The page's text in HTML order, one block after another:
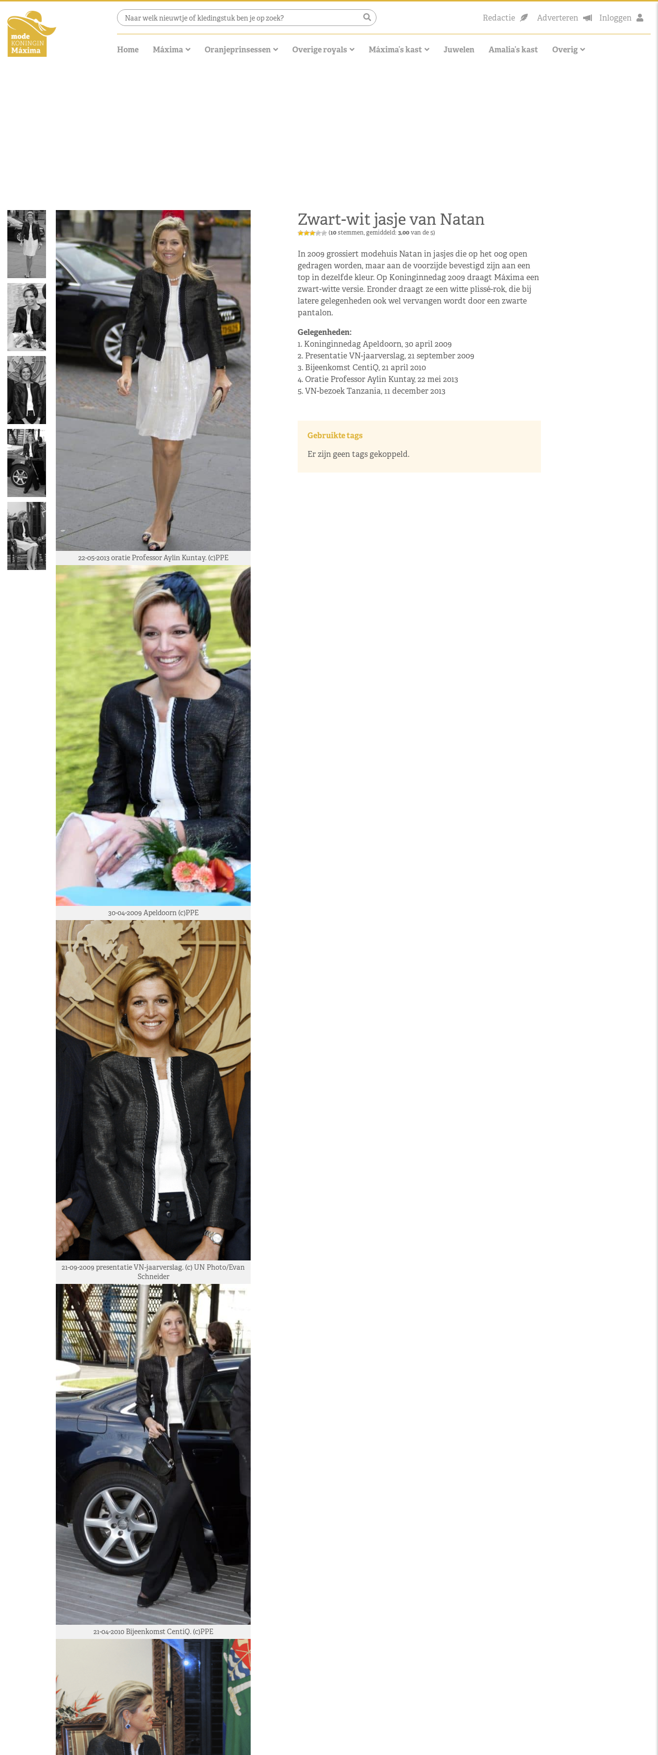
Redactie Adverteren Inloggen
Home Máxima Oranjeprinsessen Overige royals Máxima’s kast Juwelen Amalia’s kast Overig
22-05-2013 oratie Professor Aylin Kuntay. (c)PPE
30-04-2009 Apeldoorn (c)PPE
21-09-2009 presentatie VN-jaarverslag. (c) UN Photo/Evan
Schneider
21-04-2010 Bijeenkomst CentiQ. (c)PPE
Zwart-wit jasje van Natan
(10stemmen, gemiddeld: 3,00van de 5)
In 2009 grossiert modehuis Natan in jasjes die op het oog open
gedragen worden, maar aan de voorzijde bevestigd zijn aan een
top in dezelfde kleur. Op Koninginnedag 2009 draagt Máxima een
zwart-witte versie. Eronder draagt ze een witte plissé-rok, die bij
latere gelegenheden ook wel vervangen wordt door een zwarte
pantalon.
Gelegenheden:
1. Koninginnedag Apeldoorn, 30 april 2009
2. Presentatie VN-jaarverslag, 21 september 2009
3. Bijeenkomst CentiQ, 21 april 2010
4. Oratie Professor Aylin Kuntay, 22 mei 2013
5. VN-bezoek Tanzania, 11 december 2013
Gebruikte tags
Er zijn geen tags gekoppeld.